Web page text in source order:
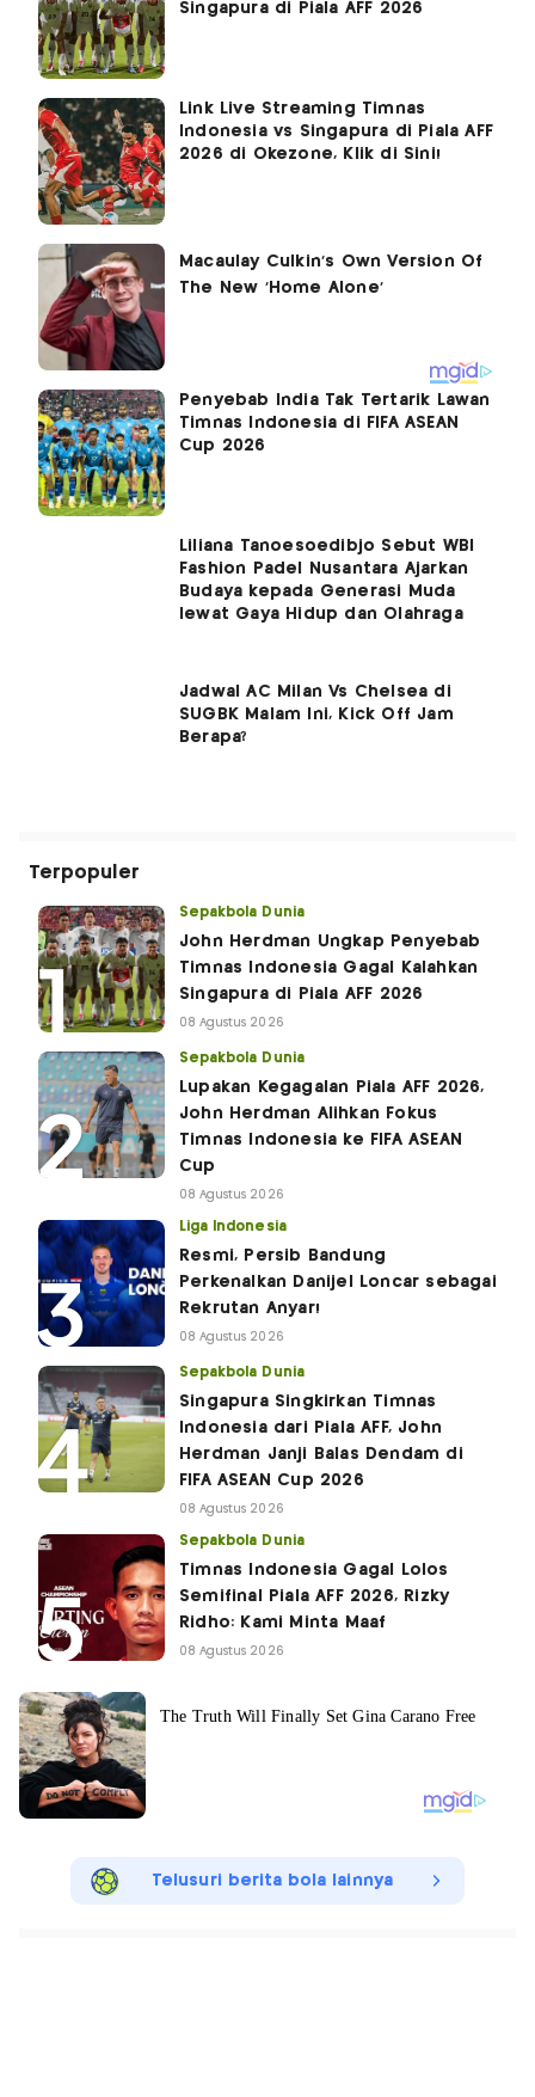
Singapura di Piala AFF 2026
Link Live Streaming Timnas
Indonesia vs Singapura di Piala AFF
2026 di Okezone, Klik di Sini!
Penyebab India Tak Tertarik Lawan
Timnas Indonesia di FIFA ASEAN
Cup 2026
Liliana Tanoesoedibjo Sebut WBI
Fashion Padel Nusantara Ajarkan
Budaya kepada Generasi Muda
lewat Gaya Hidup dan Olahraga
Jadwal AC Milan Vs Chelsea di
SUGBK Malam Ini, Kick Off Jam
Berapa?
Terpopuler
Sepakbola Dunia
John Herdman Ungkap Penyebab
Timnas Indonesia Gagal Kalahkan
Singapura di Piala AFF 2026
08 Agustus 2026
Sepakbola Dunia
Lupakan Kegagalan Piala AFF 2026,
John Herdman Alihkan Fokus
Timnas Indonesia ke FIFA ASEAN
Cup
08 Agustus 2026
Liga Indonesia
Resmi, Persib Bandung
Perkenalkan Danijel Loncar sebagai
Rekrutan Anyar!
08 Agustus 2026
Sepakbola Dunia
Singapura Singkirkan Timnas
Indonesia dari Piala AFF, John
Herdman Janji Balas Dendam di
FIFA ASEAN Cup 2026
08 Agustus 2026
Sepakbola Dunia
Timnas Indonesia Gagal Lolos
Semifinal Piala AFF 2026, Rizky
Ridho: Kami Minta Maaf
08 Agustus 2026
Telusuri berita bola lainnya